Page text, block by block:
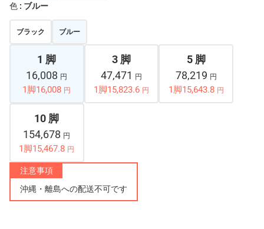
色 : ブルー
ブラック ブルー
1 脚
16,008 円
1脚16,008 円
3 脚
47,471
円
1脚15,823.6 円
5 脚
78,219 円
1脚15,643.8 円
10 脚
154,678 円
1脚15,467.8 円
注意事項
沖縄・離島への配送不可です